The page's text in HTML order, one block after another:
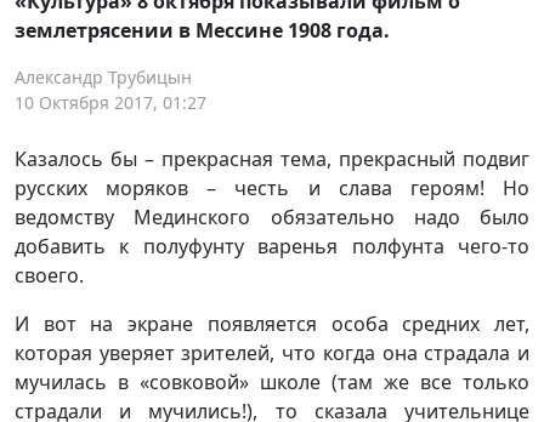
землетрясении в Мессине 1908 года.
Александр Трубицын
10 Октября 2017, 01:27
Казалось бы – прекрасная тема, прекрасный подвиг
русских моряков – честь и слава героям! Но
ведомству Мединского обязательно надо было
добавить к полуфунту варенья полфунта чего-то
своего.
И вот на экране появляется особа средних лет,
которая уверяет зрителей, что когда она страдала и
мучилась в «совковой» школе (там же все только
страдали и мучились!), то сказала учительнице